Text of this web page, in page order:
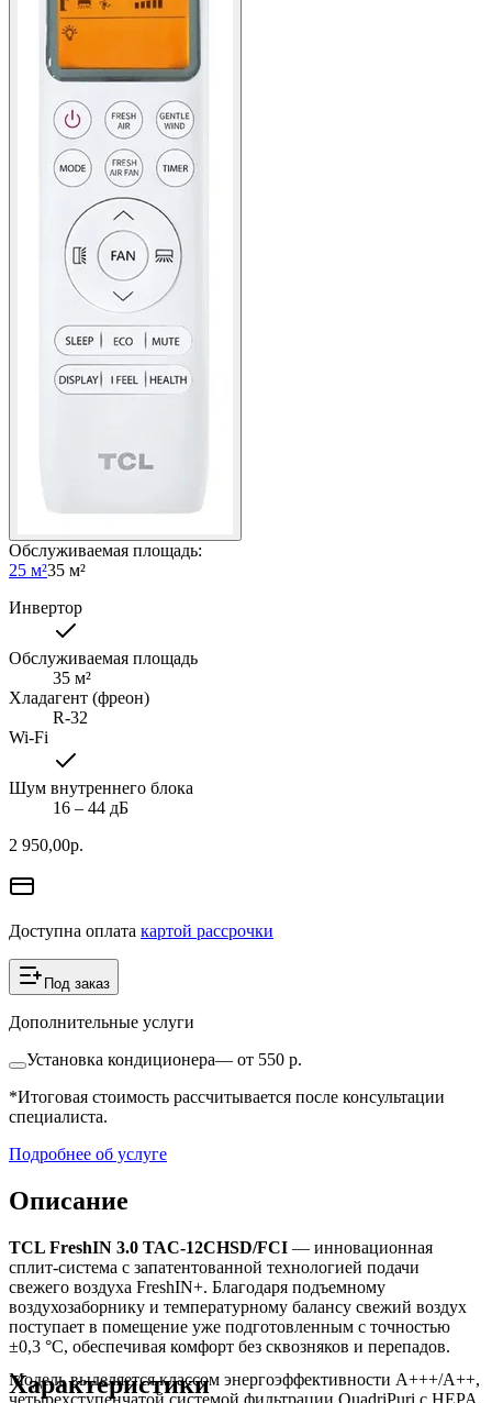
Обслуживаемая площадь:
25 м²35 м²
Инвертор
Обслуживаемая площадь
35 м²
Хладагент (фреон)
R-32
Wi-Fi
Шум внутреннего блока
16 ‒ 44 дБ
2 950,00р.
Доступна оплата картой рассрочки
Под заказ
Дополнительные услуги
Установка кондиционера— от 550 р.
*Итоговая стоимость рассчитывается после консультации
специалиста.
Подробнее об услуге
Описание
TCL FreshIN 3.0 TAC-12CHSD/FCI — инновационная
сплит-система с запатентованной технологией подачи
свежего воздуха FreshIN+. Благодаря подъемному
воздухозаборнику и температурному балансу свежий воздух
поступает в помещение уже подготовленным с точностью
±0,3 °C, обеспечивая комфорт без сквозняков и перепадов.
Модель выделяется классом энергоэффективности A+++/A++,
четырехступенчатой системой фильтрации QuadriPuri с HEPA,
Характеристики